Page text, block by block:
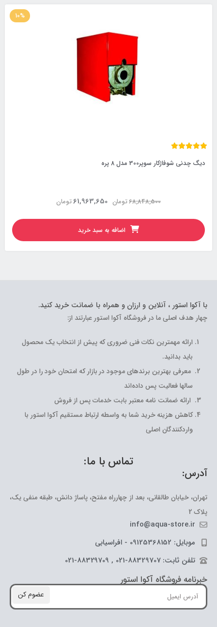
10%
دیگ چدنی شوفاژکار سوپر300 مدل 8 پره
تومان68,848,500 تومان61,963,650
اضافه به سبد خرید
با آکوا استور ، آنلاین و ارزان و همراه با ضمانت خرید کنید.
چهار هدف اصلی ما در فروشگاه آکوا استور عبارتند از:
ارائه مهمترین نکات فنی ضروری که پیش از انتخاب یک محصول
باید بدانید.
معرفی بهترین برندهای موجود در بازار که امتحان خود را در طول
سالها فعالیت پس داده‌اند
ارائه ضمانت نامه معتبر بابت خدمات پس از فروش
کاهش هزینه خرید شما به واسطه ارتباط مستقیم آکوا استور با
واردکنندگان اصلی
تماس با ما:
آدرس:
تهران، خیابان طالقانی، بعد از چهارراه مفتح، پاساژ دانش، طبقه منفی یک،
پلاک 2
info@aqua-store.ir
موبایل: 09125368152 - افراسیابی
تلفن ثابت: 88329707-021 , 88329709-021
خبرنامه فروشگاه آکوا استور
عضوم کن